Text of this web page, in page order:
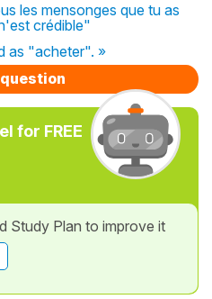
les mensonges que tu as
crédible"
as "acheter". »
for FREE
Study Plan to improve it